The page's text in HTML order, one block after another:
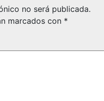
no será publicada.
marcados con *